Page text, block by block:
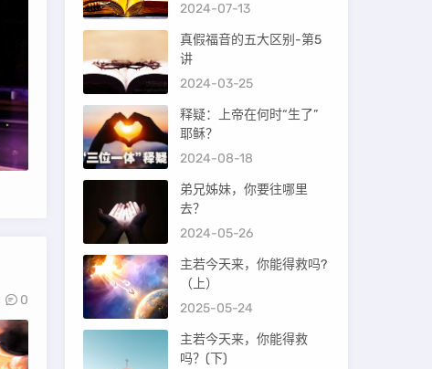
0
2024-07-13
真假福音的五大区别-第5
讲
2024-03-25
释疑：上帝在何时“生了”
耶稣？
2024-08-18
弟兄姊妹，你要往哪里
去？
2024-05-26
主若今天来，你能得救吗?
（上）
2025-05-24
主若今天来，你能得救
吗？(下)